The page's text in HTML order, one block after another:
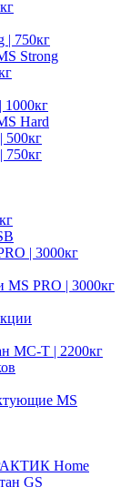
| 750кг
Strong
1000кг
Hard
| 3000кг
MS PRO | 3000кг
МС-Т | 2200кг
MS
Home
GS